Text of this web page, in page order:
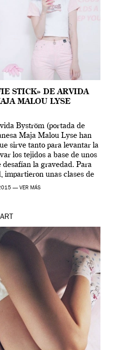
STICK» DE ARVIDA
MALOU LYSE
Byström (portada de
Maja Malou Lyse han
sirve tanto para levantar la
los tejidos a base de unos
la gravedad. Para
impartieron unas clases de
el Tate […]
— VER MÁS
ART